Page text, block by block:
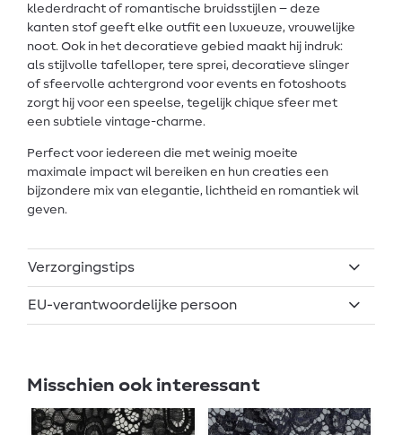
klederdracht of romantische bruidsstijlen – deze
kanten stof geeft elke outfit een luxueuze, vrouwelijke
noot. Ook in het decoratieve gebied maakt hij indruk:
als stijlvolle tafelloper, tere sprei, decoratieve slinger
of sfeervolle achtergrond voor events en fotoshoots
zorgt hij voor een speelse, tegelijk chique sfeer met
een subtiele vintage-charme.
Perfect voor iedereen die met weinig moeite
maximale impact wil bereiken en hun creaties een
bijzondere mix van elegantie, lichtheid en romantiek wil
geven.
Verzorgingstips
EU-verantwoordelijke persoon
Misschien ook interessant